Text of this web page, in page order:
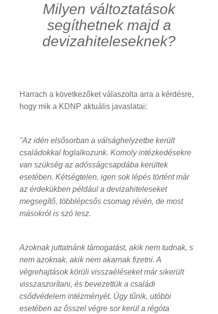
Milyen változtatások
segíthetnek majd a
devizahiteleseknek?
Harrach a következőket válaszolta arra a kérdésre,
hogy mik a KDNP aktuális javaslatai:
"Az idén elsősorban a válsághelyzetbe került
családokkal foglalkozunk. Komoly intézkedésekre
van szükség az adósságcsapdába kerültek
esetében. Kétségtelen, igen sok lépés történt már
az érdekükben például a devizahiteleseket
megsegítő, többlépcsős csomag révén, de most
másokról is szó lesz.
Azoknak juttatnánk támogatást, akik nem tudnak, s
nem azoknak, akik nem akarnak fizetni. A
végrehajtások körüli visszaéléseket már sikerült
visszaszorítani, és bevezettük a családi
csődvédelem intézményét. Úgy tűnik, utóbbi
esetében az ősszel végre sor kerül a régóta